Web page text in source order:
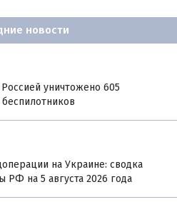
новости
уничтожено 605
на Украине: сводка
РФ на 5 августа 2026 года